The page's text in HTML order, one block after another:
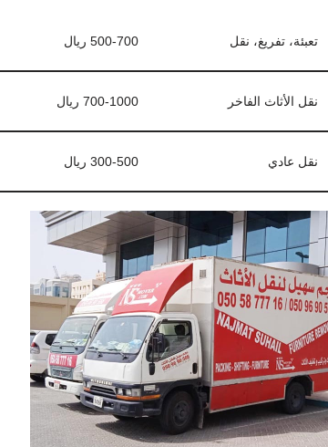
تعبئة، تفريغ، نقل 500-700 ريال
نقل الأثاث الفاخر 700-1000 ريال
نقل عادي 300-500 ريال